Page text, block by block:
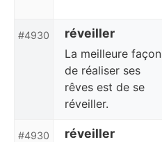
#4930 réveiller
La meilleure façon
de réaliser ses
rêves est de se
réveiller.
#4930 réveiller